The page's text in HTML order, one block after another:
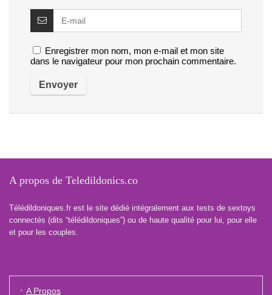
Enregistrer mon nom, mon e-mail et mon site
dans le navigateur pour mon prochain commentaire.
A propos de Teledildonics.co
Télédildoniques.fr est le site dédié intégralement aux tests de sextoys
connectés (dits “télédildoniques”) ou de haute qualité pour lui, pour elle
et pour les couples.
A Propos